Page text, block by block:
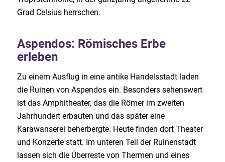
Grad Celsius herrschen.
Aspendos: Römisches Erbe
erleben
Zu einem Ausflug in eine antike Handelsstadt laden
die Ruinen von Aspendos ein. Besonders sehenswert
ist das Amphitheater, das die Römer im zweiten
Jahrhundert erbauten und das später eine
Karawanserei beherbergte. Heute finden dort Theater
und Konzerte statt. Im unteren Teil der Ruinenstadt
lassen sich die Überreste von Thermen und eines